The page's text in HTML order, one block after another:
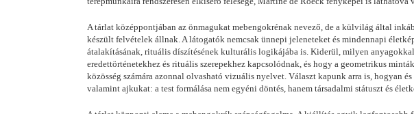
A tárlat középpontjában az önmagukat mebengokrénak nevező, de a külvilág által
készült felvételek állnak. A látogatók nemcsak ünnepi jeleneteket és mindennapi
átalakításának, rituális díszítésének kulturális logikájába is. Kiderül, milyen
eredettörténetekhez és rituális szerepekhez kapcsolódnak, és hogy a geometrikus
közösség számára azonnal olvasható vizuális nyelvet. Választ kapunk arra is, hogyan
valamint ajkukat: a test formálása nem egyéni döntés, hanem társadalmi státuszt és